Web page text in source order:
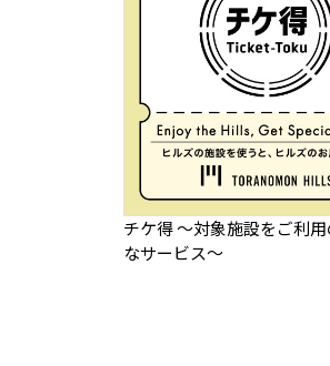
チケ得 ～対象施設をご利
なサービス～